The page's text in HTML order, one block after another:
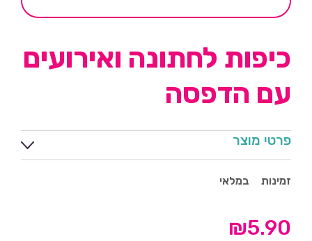
כיפות לחתונה ואירועים
עם הדפסה
פרטי מוצר
זמינות במלאי
₪5.90